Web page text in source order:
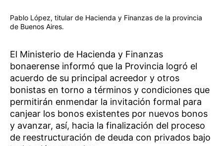
Pablo López, titular de Hacienda y Finanzas de la provincia
de Buenos Aires.
El Ministerio de Hacienda y Finanzas
bonaerense informó que la Provincia logró el
acuerdo de su principal acreedor y otros
bonistas en torno a términos y condiciones que
permitirán enmendar la invitación formal para
canjear los bonos existentes por nuevos bonos
y avanzar, así, hacia la finalización del proceso
de reestructuración de deuda con privados bajo